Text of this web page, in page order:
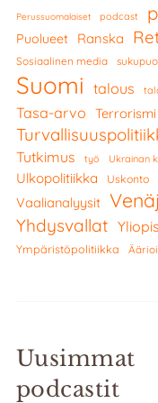
Perussuomalaiset podcast
Puolueet Ranska
Sosiaalinen media
Suomi talous
Tasa-arvo Terrorismi
Tutkimus työ Ukrainan
Ulkopolitiikka Uskonto
Vaalianalyysit
Yhdysvallat
Ympäristöpolitiikka
Uusimmat
podcastit